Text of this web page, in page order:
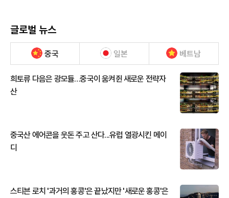
글로벌 뉴스
중국 일본 베트남
희토류 다음은 광모듈…중국이 움켜쥔 새로운 전략자
산
중국산 에어콘을 웃돈 주고 산다...유럽 열광시킨 메이
디
스티븐 로치 '과거의 홍콩'은 끝났지만 '새로운 홍콩'은